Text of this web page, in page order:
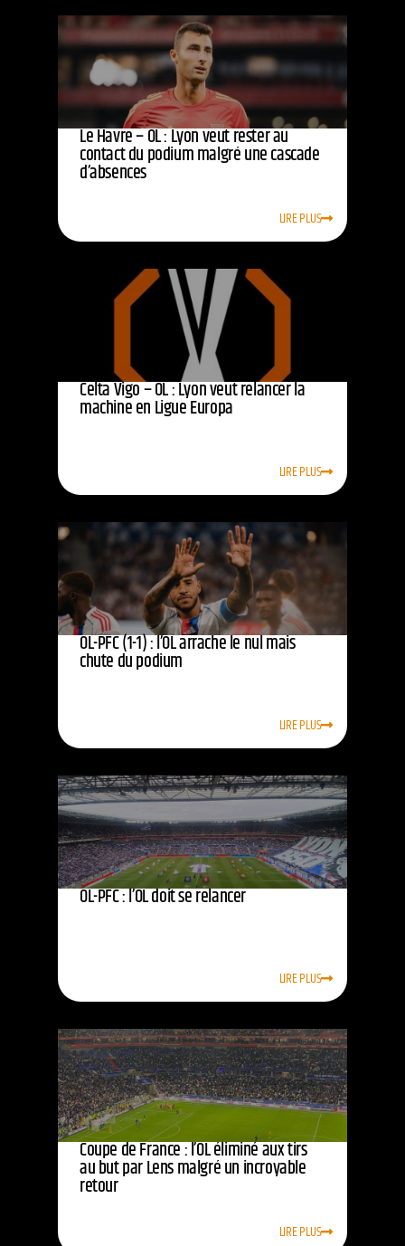
Le Havre – OL : Lyon veut rester au
contact du podium malgré une cascade
d’absences
LIRE PLUS
Celta Vigo – OL : Lyon veut relancer la
machine en Ligue Europa
LIRE PLUS
OL-PFC (1-1) : l’OL arrache le nul mais
chute du podium
LIRE PLUS
OL-PFC : l’OL doit se relancer
LIRE PLUS
Coupe de France : l’OL éliminé aux tirs
au but par Lens malgré un incroyable
retour
LIRE PLUS